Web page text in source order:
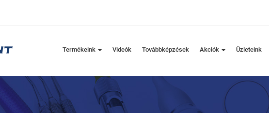
Termékeink Videók Továbbképzések Akciók Üzleteink